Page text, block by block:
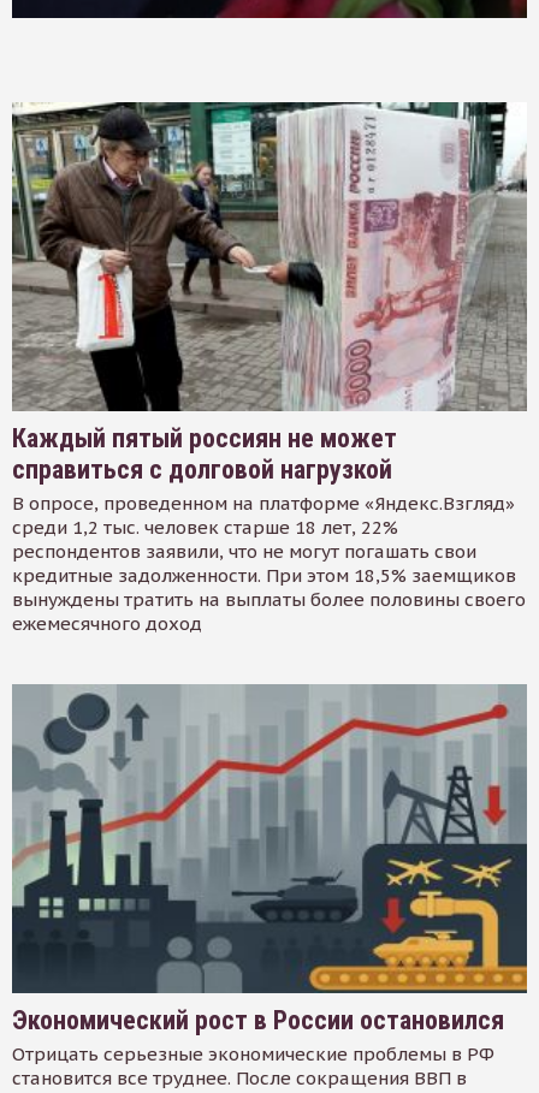
Каждый пятый россиян не может
справиться с долговой нагрузкой
В опросе, проведенном на платформе «Яндекс.Взгляд»
среди 1,2 тыс. человек старше 18 лет, 22%
респондентов заявили, что не могут погашать свои
кредитные задолженности. При этом 18,5% заемщиков
вынуждены тратить на выплаты более половины своего
ежемесячного доход
Экономический рост в России остановился
Отрицать серьезные экономические проблемы в РФ
становится все труднее. После сокращения ВВП в